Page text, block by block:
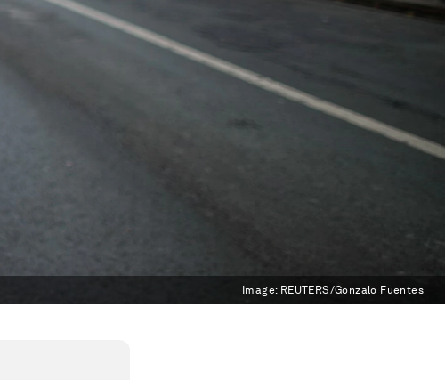
Image: REUTERS/Gonzalo Fuentes